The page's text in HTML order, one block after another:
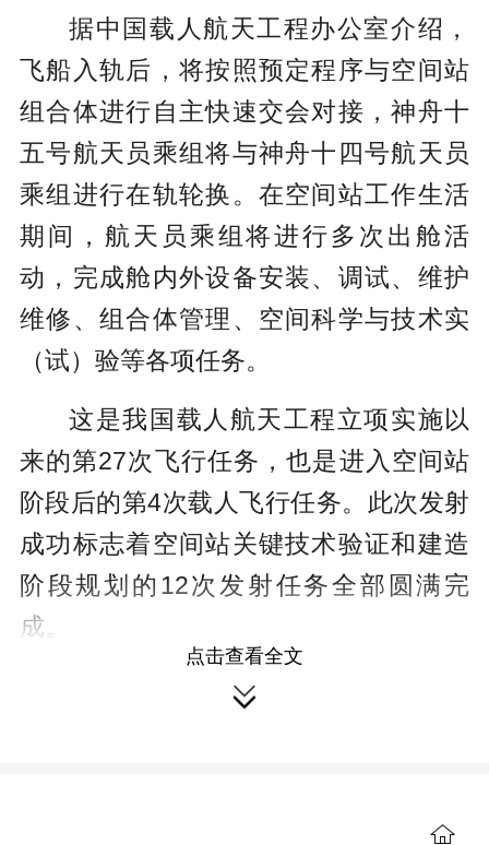
据中国载人航天工程办公室介绍，
飞船入轨后，将按照预定程序与空间站
组合体进行自主快速交会对接，神舟十
五号航天员乘组将与神舟十四号航天员
乘组进行在轨轮换。在空间站工作生活
期间，航天员乘组将进行多次出舱活
动，完成舱内外设备安装、调试、维护
维修、组合体管理、空间科学与技术实
（试）验等各项任务。
这是我国载人航天工程立项实施以
来的第27次飞行任务，也是进入空间站
阶段后的第4次载人飞行任务。此次发射
成功标志着空间站关键技术验证和建造
阶段规划的12次发射任务全部圆满完
成。
自2021年4月底天和核心舱发射以
点击查看全文
